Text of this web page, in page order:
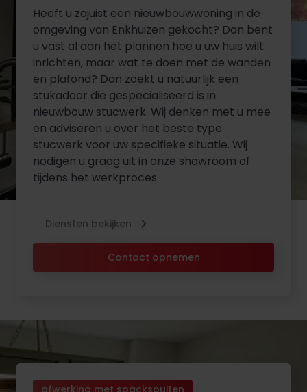
Heeft u zojuist een nieuwbouwwoning in de
omgeving van Enkhuizen gekocht? Dan bent
u vast al aan het plannen hoe u uw huis wilt
inrichten, maar wat te doen met de wanden
en plafond? Dan zoekt u natuurlijk een
stukadoor die gespecialiseerd is in
nieuwbouw stucwerk. Wij denken met u mee
en adviseren u over het beste type
stucwerk voor uw specifieke situatie. Wij
nodigen u graag uit in onze showroom of
tijdens het werkproces.
Contact opnemen
Diensten bekijken
afwerking met spackspuiten